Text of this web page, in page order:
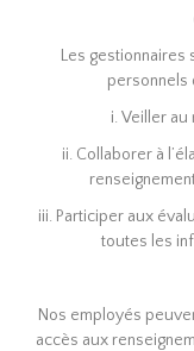
Les
personnels
i. Veiller
ii. Collaborer à
iii. Participer aux
toutes les
Nos employés
accès aux